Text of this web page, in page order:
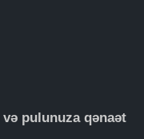
pulunuza qənaət